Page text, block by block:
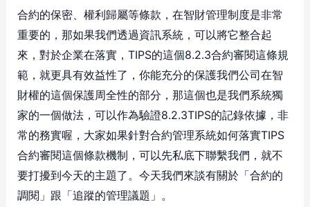
合約的保密、權利歸屬等條款，在智財管理制度是非常
重要的，那如果我們透過資訊系統，可以將它整合起
來，對於企業在落實，TIPS的這個8.2.3合約審閱這條規
範，就更具有效益性了，你能充分的保護我們公司在智
財權的這個保護周全性的部分，那這個也是我們系統獨
家的一個做法，可以作為驗證8.2.3TIPS的記錄依據，非
常的務實喔，大家如果針對合約管理系統如何落實TIPS
合約審閱這個條款機制，可以先私底下聯繫我們，就不
要打擾到今天的主題了。今天我們來談有關於「合約的
調閱」跟「追蹤的管理議題」。